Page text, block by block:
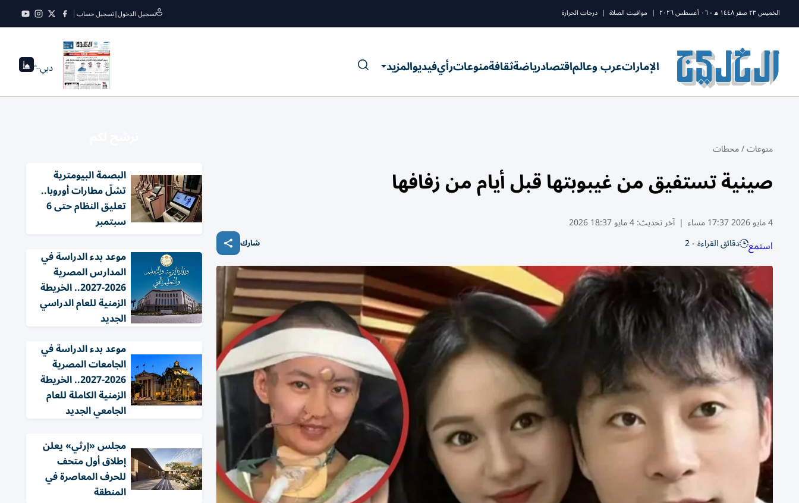
الخميس ٢٣ صفر ١٤٤٨ ه - ٠٦ أغسطس ٢٠٢٦ | مواقيت الصلاة | درجات الحرارة تسجيل الدخول|تسجيل حساب
الإماراتعرب وعالماقتصادرياضةثقافةمنوعاترأيفيديوالمزيد دبي--°
منوعات/محطات
صينية تستفيق من غيبوبتها قبل أيام من زفافها
4 مايو 2026 17:37 مساء | آخر تحديث:4 مايو 18:37 2026
استمع دقائق القراءة - 2 شارك
البصمة البيومترية
تشلّ مطارات أوروبا..
تعليق النظام حتى 6
سبتمبر
موعد بدء الدراسة في
المدارس المصرية
2026-2027.. الخريطة
الزمنية للعام الدراسي
الجديد
موعد بدء الدراسة في
الجامعات المصرية
2026-2027.. الخريطة
الزمنية الكاملة للعام
الجامعي الجديد
مجلس «إرثي» يعلن
إطلاق أول متحف
للحرف المعاصرة في
المنطقة